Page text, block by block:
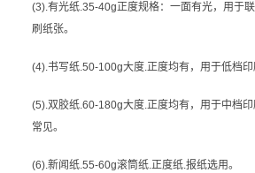
(3).有光纸.35-40g正度规格：一面有光，用于
刷纸张。
(4).书写纸.50-100g大度.正度均有，用于低档印
(5).双胶纸.60-180g大度.正度均有，用于中档
常见。
(6).新闻纸.55-60g滚筒纸.正度纸.报纸选用。